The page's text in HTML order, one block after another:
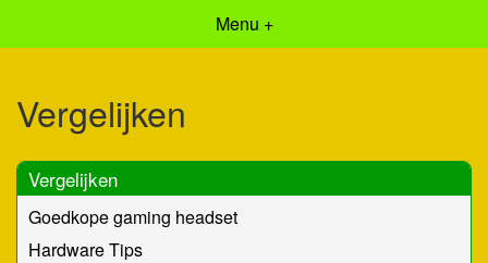
Menu +
Vergelijken
Vergelijken
Goedkope gaming headset
Hardware Tips